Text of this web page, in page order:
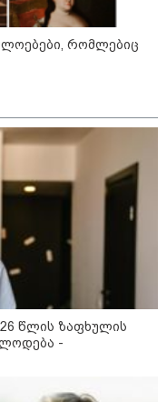
- დონალდ
ის
2026
ქალაქში
წითელი დონე
რომლებიც
წლის ზაფხულის
-